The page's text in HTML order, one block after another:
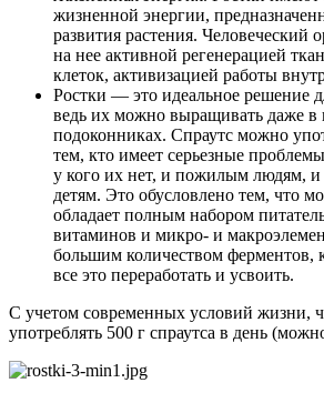
жизненной энергии,
развития растения. Человеческий
на нее активной регенерацией
клеток, активизацией работы
Ростки — это идеальное решение
ведь их можно выращивать даже в
подоконниках. Спраутс можно
тем, кто имеет серьезные
у кого их нет, и пожилым людям,
детям. Это обусловлено тем, что
обладает полным набором
витаминов и микро- и
большим количеством ферментов,
все это переработать и усвоить.
С учетом современных условий жизни,
употреблять 500 г спраутса в день